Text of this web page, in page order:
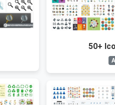
50+
AI